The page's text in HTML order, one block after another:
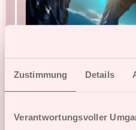
Zustimmung Details
Verantwortungsvoller